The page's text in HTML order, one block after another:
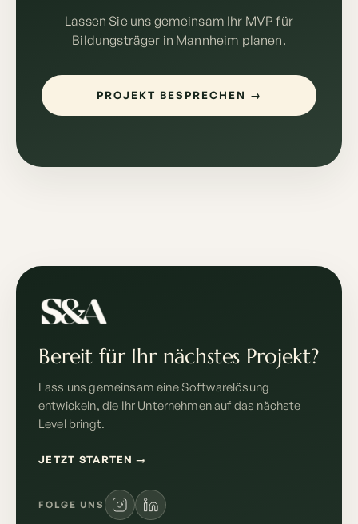
Lassen Sie uns gemeinsam Ihr MVP für
Bildungsträger in Mannheim planen.
PROJEKT BESPRECHEN →
Bereit für Ihr nächstes Projekt?
Lass uns gemeinsam eine Softwarelösung
entwickeln, die Ihr Unternehmen auf das nächste
Level bringt.
JETZT STARTEN →
FOLGE UNS